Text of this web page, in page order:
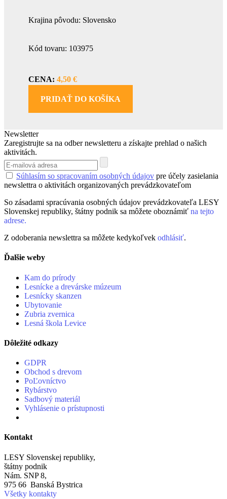
Krajina pôvodu: Slovensko
Kód tovaru: 103975
CENA: 4,50 €
PRIDAŤ DO KOŠÍKA
Newsletter
Zaregistrujte sa na odber newsletteru a získajte prehlad o našich
aktivitách.
Súhlasím so spracovaním osobných údajov pre účely zasielania
newslettra o aktivitách organizovaných prevádzkovateľom
So zásadami spracúvania osobných údajov prevádzkovateľa LESY
Slovenskej republiky, štátny podnik sa môžete oboznámiť na tejto
adrese.
Z odoberania newslettra sa môžete kedykoľvek odhlásiť.
Ďalšie weby
Kam do prírody
Lesnícke a drevárske múzeum
Lesnícky skanzen
Ubytovanie
Zubria zvernica
Lesná škola Levice
Dôležité odkazy
GDPR
Obchod s drevom
PoĽovníctvo
Rybárstvo
Sadbový materiál
Vyhlásenie o prístupnosti
Kontakt
LESY Slovenskej republiky,
štátny podnik
Nám. SNP 8,
975 66 Banská Bystrica
Všetky kontakty